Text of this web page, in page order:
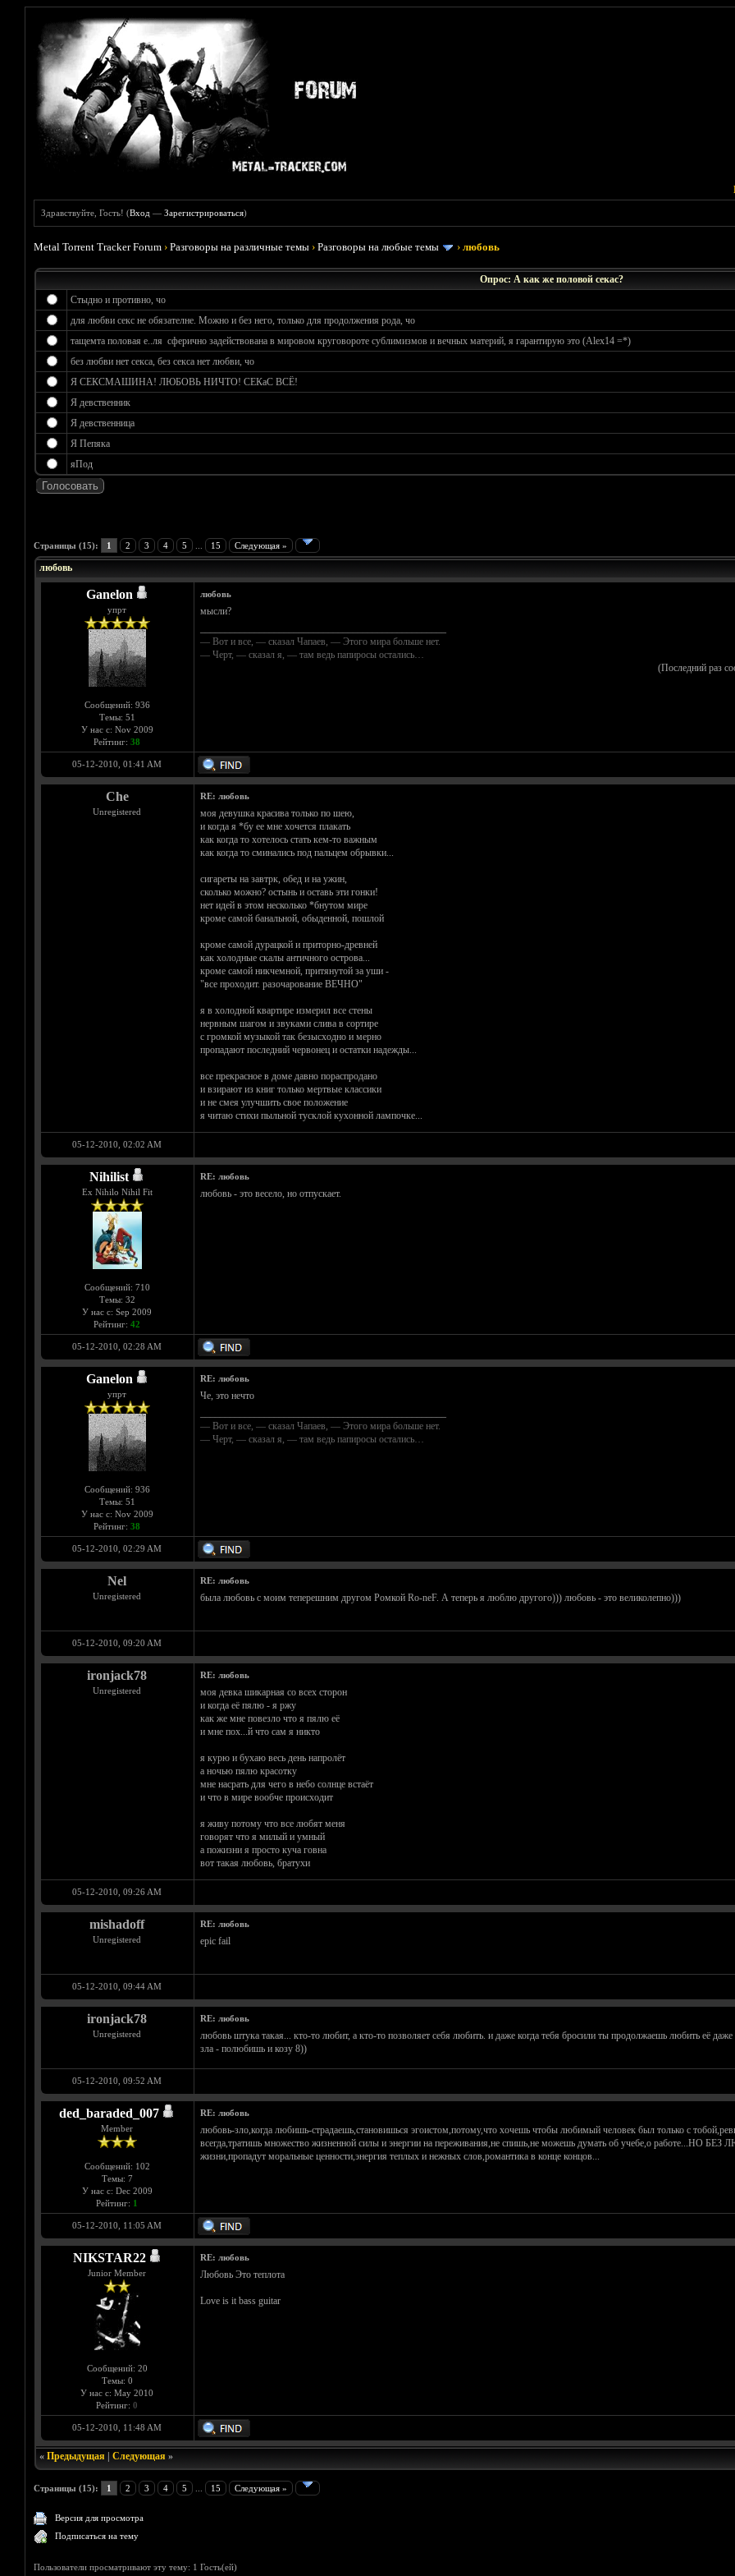
Здравствуйте, Гость! (Вход —Зарегистрироваться)
Metal Torrent Tracker Forum ›Разговоры на различные темы ›Разговоры на любые темы ›любовь
Опрос: А как же половой секас?
Стыдно и противно, чо
для любви секс не обязателне. Можно и без него, только для продолжения рода, чо
тащемта половая е..ля сферично задействована в мировом круговороте сублимизмов и вечных материй, я гарантирую это (Alex14 =*)
без любви нет секса, без секса нет любви, чо
Я СЕКСМАШИНА! ЛЮБОВЬ НИЧТО! СЕКаС ВСЁ!
Я девственник
Я девственница
Я Пепяка
яПод
Страницы (15): 1 2 3 4 5 15 Следующая »
Голосов: 0 - Средняя оценка: 0
1
2
3
4
5
любовь
Ganelon
упрт
Сообщений: 936
Темы: 51
У нас с: Nov 2009
Рейтинг: 38
любовь
мысли?
— Вот и все, — сказал Чапаев, — Этого мира больше нет.
— Черт, — сказал я, — там ведь папиросы остались…
(Последний раз
05-12-2010, 01:41 AM
Che
Unregistered
RE: любовь
моя девушка красива только по шею,
и когда я *бу ее мне хочется плакать
как когда то хотелось стать кем-то важным
как когда то сминались под пальцем обрывки...
сигареты на завтрк, обед и на ужин,
сколько можно? остынь и оставь эти гонки!
нет идей в этом несколько *бнутом мире
кроме самой банальной, обыденной, пошлой
кроме самой дурацкой и приторно-древней
как холодные скалы античного острова...
кроме самой никчемной, притянутой за уши -
"все проходит. разочарование ВЕЧНО"
я в холодной квартире измерил все стены
нервным шагом и звуками слива в сортире
с громкой музыкой так безысходно и мерно
пропадают последний червонец и остатки надежды...
все прекрасное в доме давно пораспродано
и взирают из книг только мертвые классики
и не смея улучшить свое положение
я читаю стихи пыльной тусклой кухонной лампочке...
05-12-2010, 02:02 AM
Nihilist
Ex Nihilo Nihil Fit
Сообщений: 710
Темы: 32
У нас с: Sep 2009
Рейтинг: 42
RE: любовь
любовь - это весело, но отпускает.
05-12-2010, 02:28 AM
Ganelon
упрт
Сообщений: 936
Темы: 51
У нас с: Nov 2009
Рейтинг: 38
RE: любовь
Че, это нечто
— Вот и все, — сказал Чапаев, — Этого мира больше нет.
— Черт, — сказал я, — там ведь папиросы остались…
05-12-2010, 02:29 AM
Nel
Unregistered
RE: любовь
была любовь с моим теперешним другом Ромкой Ro-neF. А теперь я люблю другого))) любовь - это великолепно)))
05-12-2010, 09:20 AM
ironjack78
Unregistered
RE: любовь
моя девка шикарная со всех сторон
и когда её пялю - я ржу
как же мне повезло что я пялю её
и мне пох...й что сам я никто
я курю и бухаю весь день напролёт
а ночью пялю красотку
мне насрать для чего в небо солнце встаёт
и что в мире вообче происходит
я живу потому что все любят меня
говорят что я милый и умный
а пожизни я просто куча говна
вот такая любовь, братухи
05-12-2010, 09:26 AM
mishadoff
Unregistered
RE: любовь
epic fail
05-12-2010, 09:44 AM
ironjack78
Unregistered
RE: любовь
любовь штука такая... кто-то любит, а кто-то позволяет себя любить. и даже когда тебя бросили ты продолжаешь любить её
зла - полюбишь и козу 8))
05-12-2010, 09:52 AM
ded_baraded_007
Member
Сообщений: 102
Темы: 7
У нас с: Dec 2009
Рейтинг: 1
RE: любовь
любовь-зло,когда любишь-страдаешь,становишься эгоистом,потому,что хочешь чтобы любимый человек был только с
всегда,тратишь множество жизненной силы и энергии на переживания,не спишь,не можешь думать об учебе,о
жизни,пропадут моральные ценности,энергия теплых и нежных слов,романтика в конце концов...
05-12-2010, 11:05 AM
NIKSTAR22
Junior Member
Сообщений: 20
Темы: 0
У нас с: May 2010
Рейтинг: 0
RE: любовь
Любовь Это теплота
Love is it bass guitar
05-12-2010, 11:48 AM
« Предыдущая| Следующая»
Страницы (15): 1 2 3 4 5 15 Следующая »
Версия для просмотра
Подписаться на тему
Пользователи просматривают эту тему: 1 Гость(ей)